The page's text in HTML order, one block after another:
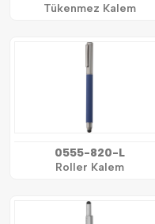
Tükenmez Kalem
0555-820-L
Roller Kalem